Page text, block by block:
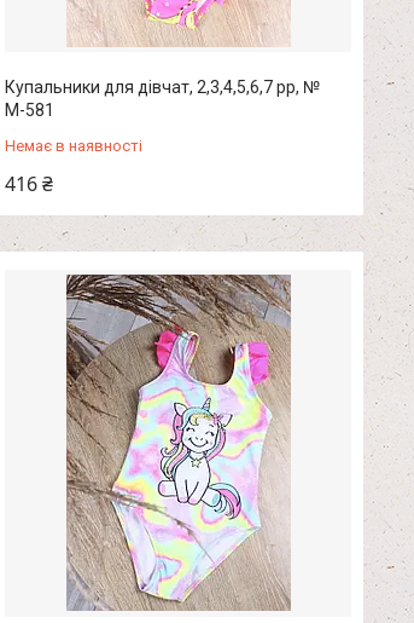
Купальники для дівчат, 2,3,4,5,6,7 рр, №
М-581
Немає в наявності
416 ₴